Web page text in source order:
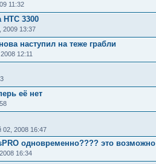
11:32
HTC 3300
2009 13:37
наступил на теже грабли
12:11
её нет
02, 2008 16:47
одновременно???? это возможно
16:34